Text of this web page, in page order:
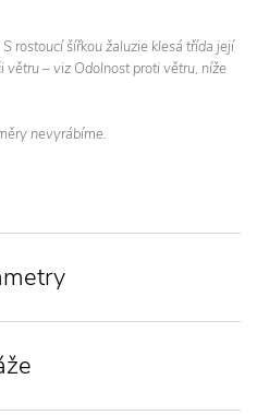
rostoucí šířkou žaluzie klesá třída její
větru – viz Odolnost proti větru, níže
nevyrábíme.